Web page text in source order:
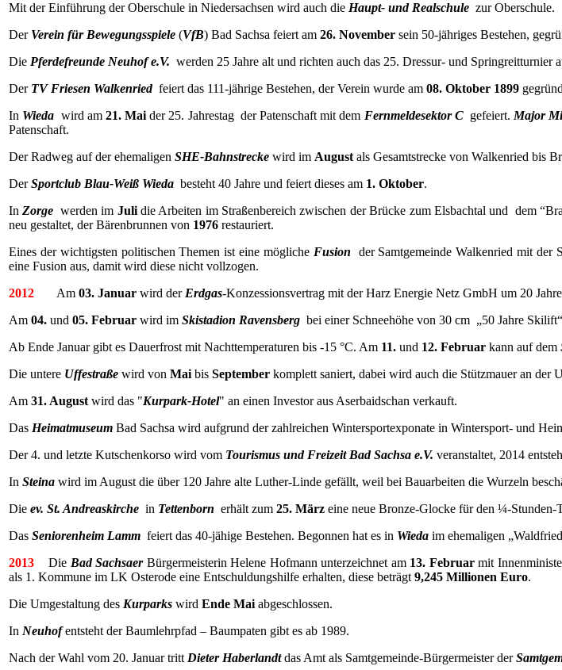
Mit der Einführung der Oberschule in Niedersachsen wird auch die Haupt- und Realschule zur Oberschule.
Der Verein für Bewegungsspiele (VfB) Bad Sachsa feiert am 26. November sein 50-jähriges Bestehen,
Die Pferdefreunde Neuhof e.V. werden 25 Jahre alt und richten auch das 25. Dressur- und Springreitturnier
Der TV Friesen Walkenriedfeiert das 111-jährige Bestehen, der Verein wurde am 08. Oktober 1899
In Wieda wird am 21. Mai der 25. Jahrestag der Patenschaft mit dem Fernmeldesektor Cgefeiert. Major
Patenschaft.
Der Radweg auf der ehemaligen SHE-Bahnstrecke wird im August als Gesamtstrecke von Walkenried bis
DerSportclub Blau-Weiß Wieda besteht 40 Jahre und feiert dieses am 1. Oktober.
InZorge werden im Julidie Arbeiten im Straßenbereich zwischen der Brücke zum Elsbachtal und dem
neu gestaltet, der Bärenbrunnen von 1976 restauriert.
Eines der wichtigsten politischen Themen ist eine mögliche Fusion
der Samtgemeinde Walkenried mit der
eine Fusion aus, damit wird diese nicht vollzogen.
2012 Am 03. Januar wird der Erdgas-Konzessionsvertrag mit der Harz Energie Netz GmbH um 20
Am 04. und 05. Februar wird im Skistadion Ravensberg bei einer Schneehöhe von 30 cm „50 Jahre
Ab Ende Januar gibt es Dauerfrost mit Nachttemperaturen bis -15 °C. Am 11. und 12. Februar kann auf dem
Die untere Uffestraße wird von Mai bis September komplett saniert, dabei wird auch die Stützmauer an der
Am 31. August wird das "Kurpark-Hotel" an einen Investor aus Aserbaidschan verkauft.
Das Heimatmuseum Bad Sachsa wird aufgrund der zahlreichen Wintersportexponate in Wintersport- und
Der 4. und letzte Kutschenkorso wird vom Tourismus und Freizeit Bad Sachsa e.V. veranstaltet, 2014
In Steina wird im August die über 120 Jahre alte Luther-Linde gefällt, weil bei Bauarbeiten die Wurzeln
Die ev. St. Andreaskirche in Tettenborn erhält zum 25. März eine neue Bronze-Glocke für den ¼-
Das Seniorenheim Lamm feiert das 40-jähige Bestehen. Begonnen hat es in Wieda im ehemaligen
2013
Die Bad SachsaerBürgermeisterin Helene Hofmann unterzeichnet am 13. Februarmit
als 1. Kommune im LK Osterode eine Entschuldungshilfe erhalten, diese beträgt 9,245 Millionen Euro.
Die Umgestaltung des Kurparks wird Ende Mai abgeschlossen.
In Neuhofentsteht der Baumlehrpfad – Baumpaten gibt es ab 1989.
Nach der Wahl vom 20. Januar tritt Dieter Haberlandtdas Amt als Samtgemeinde-Bürgermeister der